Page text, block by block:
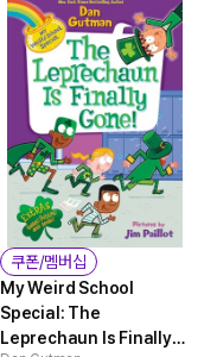
쿠폰/멤버십
My Weird School
Special: The
Leprechaun Is Finally